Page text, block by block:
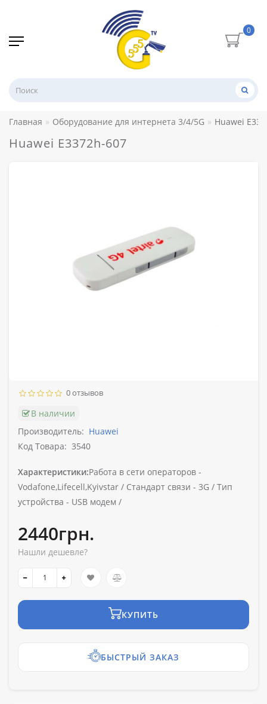
0
Главная Оборудование для интернета 3/4/5G Huawei
Huawei E3372h-607
0 отзывов
В наличии
Производитель: Huawei
Код Товара: 3540
Характеристики:Работа в сети операторов -
Vodafone,Lifecell,Kyivstar / Стандарт связи - 3G / Тип
устройства - USB модем /
2440грн.
Нашли дешевле?
КУПИТЬ
БЫСТРЫЙ ЗАКАЗ